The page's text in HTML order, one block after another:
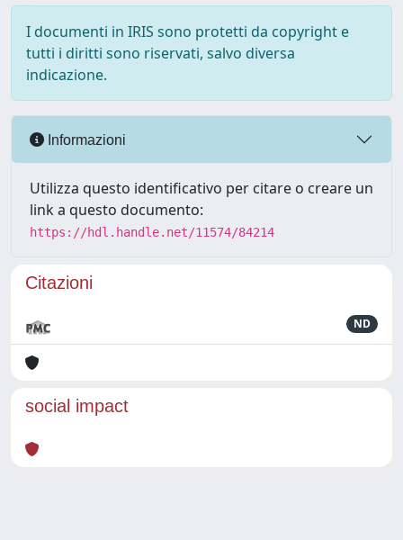
I documenti in IRIS sono protetti da copyright e
tutti i diritti sono riservati, salvo diversa
indicazione.
Informazioni
Utilizza questo identificativo per citare o creare un
link a questo documento:
https://hdl.handle.net/11574/84214
Citazioni
ND
social impact